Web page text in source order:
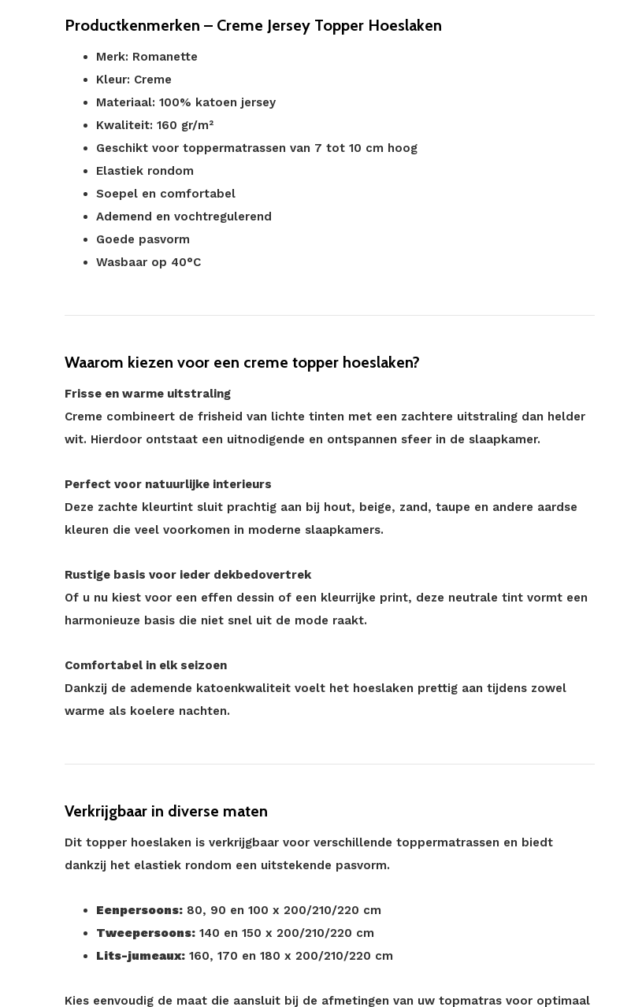
Productkenmerken – Creme Jersey Topper Hoeslaken
Merk: Romanette
Kleur: Creme
Materiaal: 100% katoen jersey
Kwaliteit: 160 gr/m²
Geschikt voor toppermatrassen van 7 tot 10 cm hoog
Elastiek rondom
Soepel en comfortabel
Ademend en vochtregulerend
Goede pasvorm
Wasbaar op 40°C
Waarom kiezen voor een creme topper hoeslaken?
Frisse en warme uitstraling
Creme combineert de frisheid van lichte tinten met een zachtere uitstraling dan helder
wit. Hierdoor ontstaat een uitnodigende en ontspannen sfeer in de slaapkamer.
Perfect voor natuurlijke interieurs
Deze zachte kleurtint sluit prachtig aan bij hout, beige, zand, taupe en andere aardse
kleuren die veel voorkomen in moderne slaapkamers.
Rustige basis voor ieder dekbedovertrek
Of u nu kiest voor een effen dessin of een kleurrijke print, deze neutrale tint vormt een
harmonieuze basis die niet snel uit de mode raakt.
Comfortabel in elk seizoen
Dankzij de ademende katoenkwaliteit voelt het hoeslaken prettig aan tijdens zowel
warme als koelere nachten.
Verkrijgbaar in diverse maten
Dit topper hoeslaken is verkrijgbaar voor verschillende toppermatrassen en biedt
dankzij het elastiek rondom een uitstekende pasvorm.
Eenpersoons: 80, 90 en 100 x 200/210/220 cm
Tweepersoons: 140 en 150 x 200/210/220 cm
Lits-jumeaux: 160, 170 en 180 x 200/210/220 cm
Kies eenvoudig de maat die aansluit bij de afmetingen van uw topmatras voor optimaal